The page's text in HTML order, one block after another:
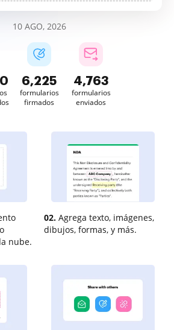
10 AGO, 2026
6,226
formularios
firmados
4,763
formularios
enviados
nube.
02. Agrega texto, imágenes,
dibujos, formas, y más.